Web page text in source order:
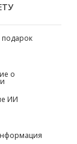
подарок
о
ИИ